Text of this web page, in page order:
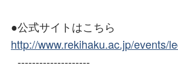
●公式サイトはこちら
http://www.rekihaku.ac.jp/events/
--------------------